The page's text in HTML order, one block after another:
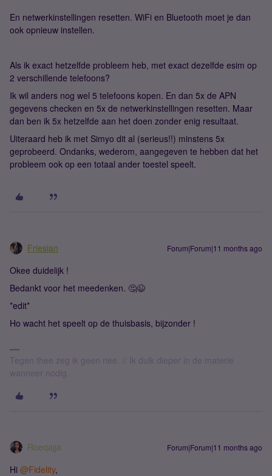
En netwerkinstellingen resetten. WiFi en Bluetooth moet je dan
ook opnieuw instellen.
Als ik exact hetzelfde probleem heb, met exact dezelfde esim op
2 verschillende telefoons?
Ik wil anders nog wel 5 telefoons kopen. En dan 5x de APN
gegevens checken en 5x de netwerkinstellingen resetten. Maar
dan ben ik 5x hetzelfde aan het doen zonder enig resultaat.
Uiteraard heb ik met Simyo dit al (serieus!!) minstens 5x
geprobeerd. Ondanks, wederom, aangegeven te hebben dat het
probleem ook op een totaal ander toestel speelt.
Friesian Forum|Forum|11 months ago
Okee duidelijk !
Bedankt voor het meedenken. 🤔😉
*edit*
Ho wacht het speelt op de thuisbasis, bijzonder !
Tegen thee zeg ik geen nee. // Ik duik dieper in de materie
wanneer nodig.
Roeqajja Forum|Forum|11 months ago
Hi ​ @Fidelity,